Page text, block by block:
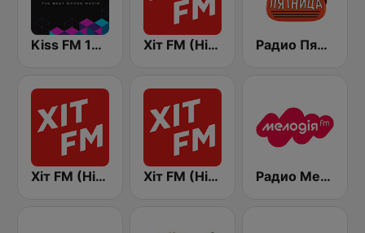
Kiss FM 106.5 (Кисc ФМ) Хіт FM (Hit FM) - Top Радио Пятница (Pyatnica)
Хіт FM (Hit FM) - Best Хіт FM (Hit FM) - Ukr Радио Мелодия (Radio Melodia)